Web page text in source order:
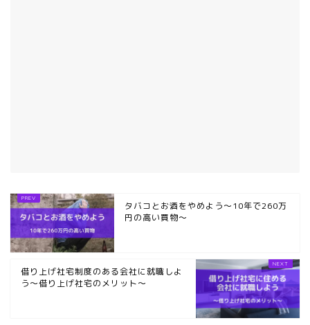
タバコとお酒をやめよう～10年で260万
円の高い買物～
借り上げ社宅制度のある会社に就職しよ
う～借り上げ社宅のメリット～